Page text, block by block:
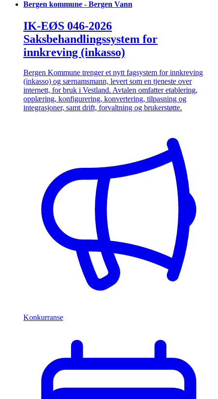
Bergen kommune - Bergen Vann
IK-EØS 046-2026
Saksbehandlingssystem for
innkreving (inkasso)
Bergen Kommune trenger et nytt fagsystem for innkreving
(inkasso) og særnamsmann, levert som en tjeneste over
internett, for bruk i Vestland. Avtalen omfatter etablering,
opplæring, konfigurering, konvertering, tilpasning og
integrasjoner, samt drift, forvaltning og brukerstøtte.
Konkurranse